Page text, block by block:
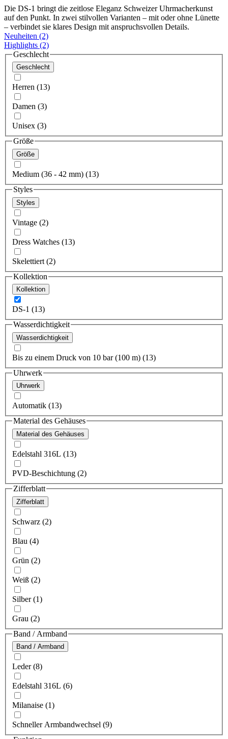
Die DS-1 bringt die zeitlose Eleganz Schweizer Uhrmacherkunst
auf den Punkt. In zwei stilvollen Varianten – mit oder ohne Lünette
– verbindet sie klares Design mit anspruchsvollen Details.
Neuheiten (2)
Highlights (2)
Geschlecht
Geschlecht
Herren (13)
Damen (3)
Unisex (3)
Größe
Größe
Medium (36 - 42 mm) (13)
Styles
Styles
Vintage (2)
Dress Watches (13)
Skelettiert (2)
Kollektion
Kollektion
DS-1 (13)
Wasserdichtigkeit
Wasserdichtigkeit
Bis zu einem Druck von 10 bar (100 m) (13)
Uhrwerk
Uhrwerk
Automatik (13)
Material des Gehäuses
Material des Gehäuses
Edelstahl 316L (13)
PVD-Beschichtung (2)
Zifferblatt
Zifferblatt
Schwarz (2)
Blau (4)
Grün (2)
Weiß (2)
Silber (1)
Grau (2)
Band / Armband
Band / Armband
Leder (8)
Edelstahl 316L (6)
Milanaise (1)
Schneller Armbandwechsel (9)